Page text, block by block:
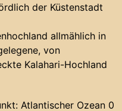
der Küstenstadt
allmählich in
von
Kalahari-Hochland
Atlantischer Ozean 0